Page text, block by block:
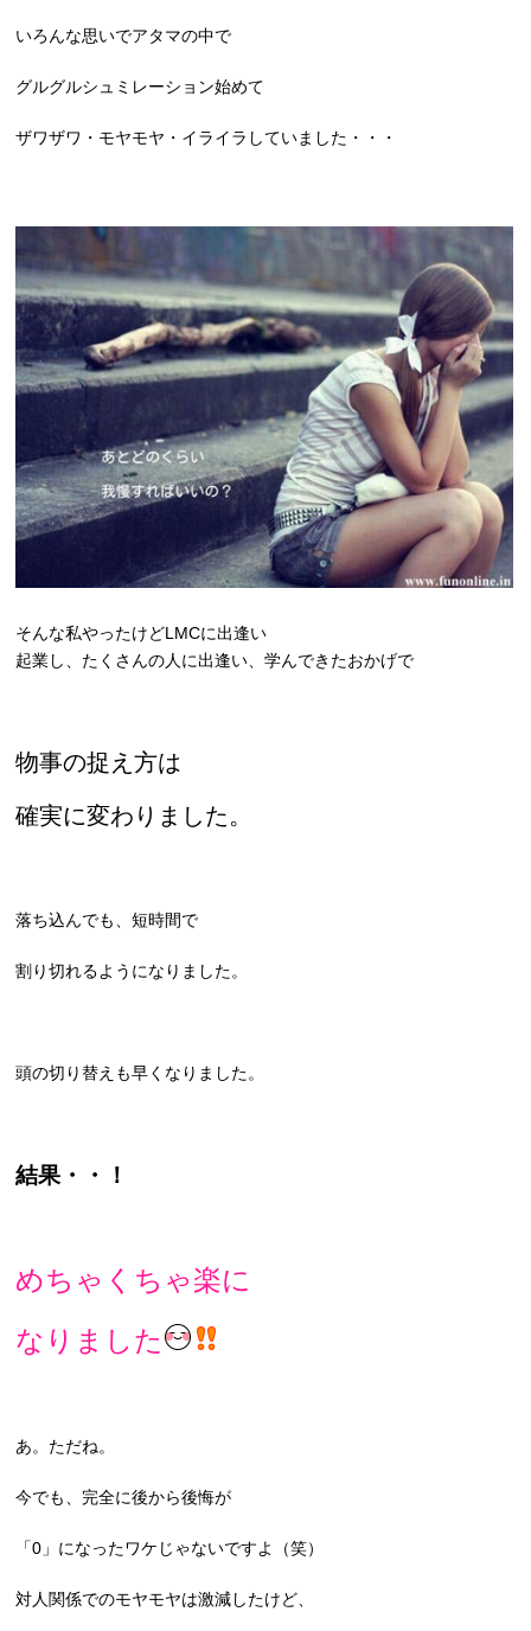
いろんな思いでアタマの中で
グルグルシュミレーション始めて
ザワザワ・モヤモヤ・イライラしていました・・・
そんな私やったけどLMCに出逢い
起業し、たくさんの人に出逢い、学んできたおかげで
物事の捉え方は
確実に変わりました。
落ち込んでも、短時間で
割り切れるようになりました。
頭の切り替えも早くなりました。
結果・・！
めちゃくちゃ楽に
なりました
あ。ただね。
今でも、完全に後から後悔が
「0」になったワケじゃないですよ（笑）
対人関係でのモヤモヤは激減したけど、